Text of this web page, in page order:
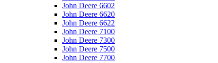
John Deere 6602
John Deere 6620
John Deere 6622
John Deere 7100
John Deere 7300
John Deere 7500
John Deere 7700